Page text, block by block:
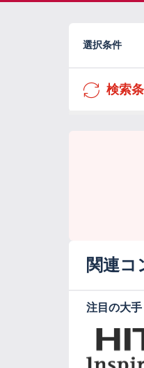
選択条件
検索
関連コ
注目の大